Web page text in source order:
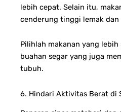
lebih cepat. Selain itu,
cenderung tinggi lemak
Pilihlah makanan yang
buahan segar yang juga
tubuh.
6. Hindari Aktivitas Berat di